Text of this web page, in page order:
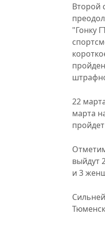
Второй
"Гонку
22
марта
выйдут
и 3